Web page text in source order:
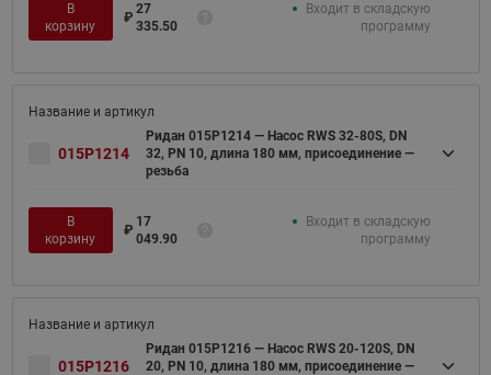
В
корзину
₽
27
335.50
Входит в складскую
программу
015P1214
Ридан 015P1214 — Насос RWS 32-80S, DN
32, PN 10, длина 180 мм, присоединение —
резьба
В
корзину
₽
17
049.90
Входит в складскую
программу
015P1216
Ридан 015P1216 — Насос RWS 20-120S, DN
20, PN 10, длина 180 мм, присоединение —